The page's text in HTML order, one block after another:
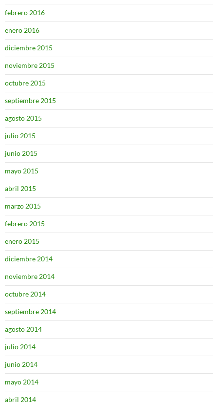
febrero 2016
enero 2016
diciembre 2015
noviembre 2015
octubre 2015
septiembre 2015
agosto 2015
julio 2015
junio 2015
mayo 2015
abril 2015
marzo 2015
febrero 2015
enero 2015
diciembre 2014
noviembre 2014
octubre 2014
septiembre 2014
agosto 2014
julio 2014
junio 2014
mayo 2014
abril 2014